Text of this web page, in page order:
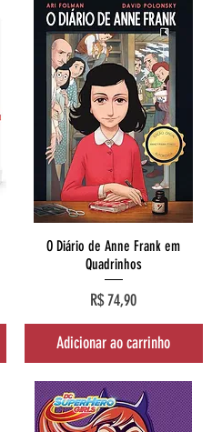
Visualização rápida
O Diário de Anne Frank em
Quadrinhos
Preço
R$ 74,90
Adicionar ao carrinho